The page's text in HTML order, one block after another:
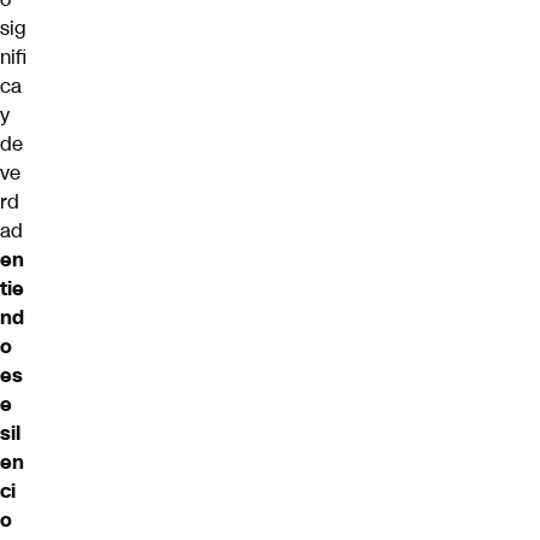
sig
nifi
ca
y
de
ve
rd
ad
en
tie
nd
o
es
e
sil
en
ci
o